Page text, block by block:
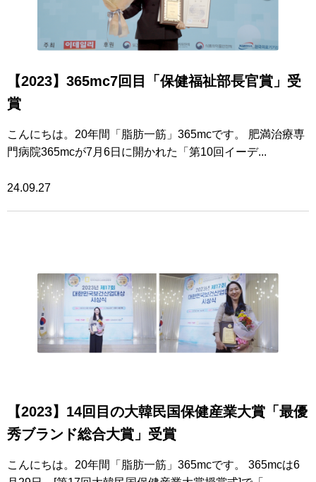
【2023】365mc7回目「保健福祉部長官賞」受
賞
こんにちは。20年間「脂肪一筋」365mcです。 肥満治療専
門病院365mcが7月6日に開かれた「第10回イーデ...
24.09.27
【2023】14回目の大韓民国保健産業大賞「最優
秀ブランド総合大賞」受賞
こんにちは。20年間「脂肪一筋」365mcです。 365mcは6